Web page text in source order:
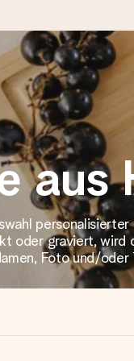
verschickt
und schicken es
bewerten uns mit
Schritten – mit
aus
personalisierter
oder graviert, wird
Foto und/oder